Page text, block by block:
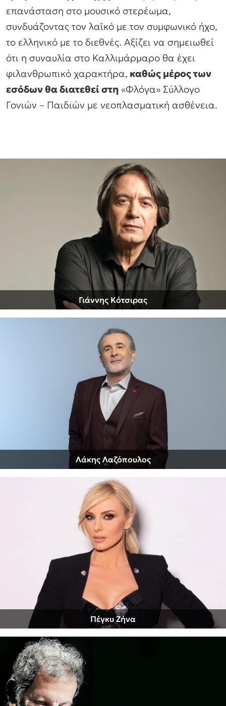
επανάσταση στο μουσικό στερέωμα,
συνδυάζοντας τον λαϊκό με τον συμφωνικό ήχο,
το ελληνικό με το διεθνές. Αξίζει να σημειωθεί
ότι η συναυλία στο Καλλιμάρμαρο θα έχει
φιλανθρωπικό χαρακτήρα, καθώς μέρος των
εσόδων θα διατεθεί στη «Φλόγα» Σύλλογο
Γονιών – Παιδιών με νεοπλασματική ασθένεια.
Γιάννης Κότσιρας
Λάκης Λαζόπουλος
Πέγκυ Ζήνα